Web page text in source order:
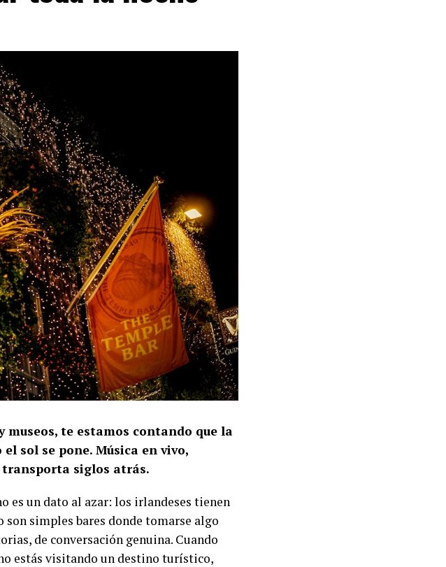
museos, te estamos contando que la
sol se pone. Música en vivo,
transporta siglos atrás.
es un dato al azar: los irlandeses tienen
son simples bares donde tomarse algo
de conversación genuina. Cuando
estás visitando un destino turístico,